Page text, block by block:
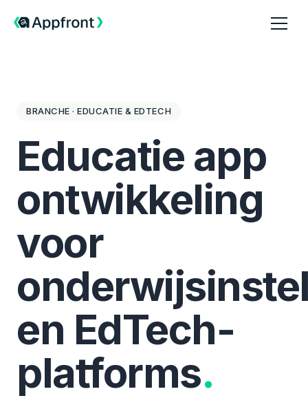
BRANCHE · EDUCATIE & EDTECH
Educatie app
ontwikkeling
voor
en EdTech-
platforms.